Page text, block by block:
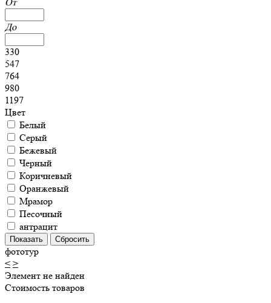
До
330
547
764
980
1197
Цвет
Белый
Серый
Бежевый
Черный
Коричневый
Оранжевый
Мрамор
Песочный
антрацит
фототур
< >
Элемент не найден
Стоимость товаров